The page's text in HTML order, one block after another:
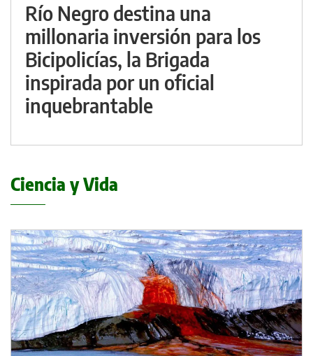
Río Negro destina una
millonaria inversión para los
Bicipolicías, la Brigada
inspirada por un oficial
inquebrantable
Ciencia y Vida